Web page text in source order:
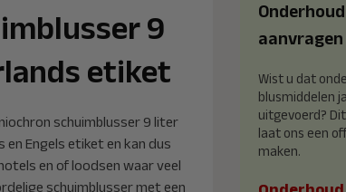
9
etiket
schuimblusser 9 liter
en Engels etiket en kan dus
en of loodsen waar veel
schuimblusser met een
aanvragen
Wist u dat
blusmiddelen
uitgevoerd?
laat ons een
maken.